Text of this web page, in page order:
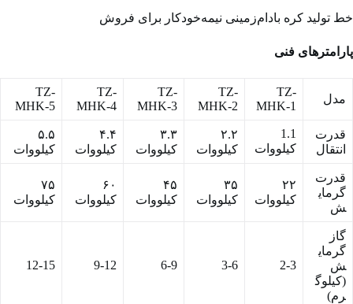
خط تولید کره بادام‌زمینی نیمه‌خودکار برای فروش
پارامترهای فنی
مدل
TZ-
MHK-1
TZ-
MHK-2
TZ-
MHK-3
TZ-
MHK-4
TZ-
MHK-5
قدرت
انتقال
1.1
کیلووات
۲.۲
کیلووات
۳.۳
کیلووات
۴.۴
کیلووات
۵.۵
کیلووات
قدرت
گرمای
ش
۲۲
کیلووات
۳۵
کیلووات
۴۵
کیلووات
۶۰
کیلووات
۷۵
کیلووات
گاز
گرمای
ش
(کیلوگ
رم)
2-3
3-6
6-9
9-12
12-15